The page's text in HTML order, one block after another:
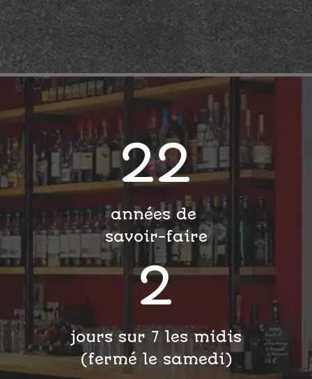
22
années de
savoir-faire
2
jours sur 7 les midis
(fermé le samedi)